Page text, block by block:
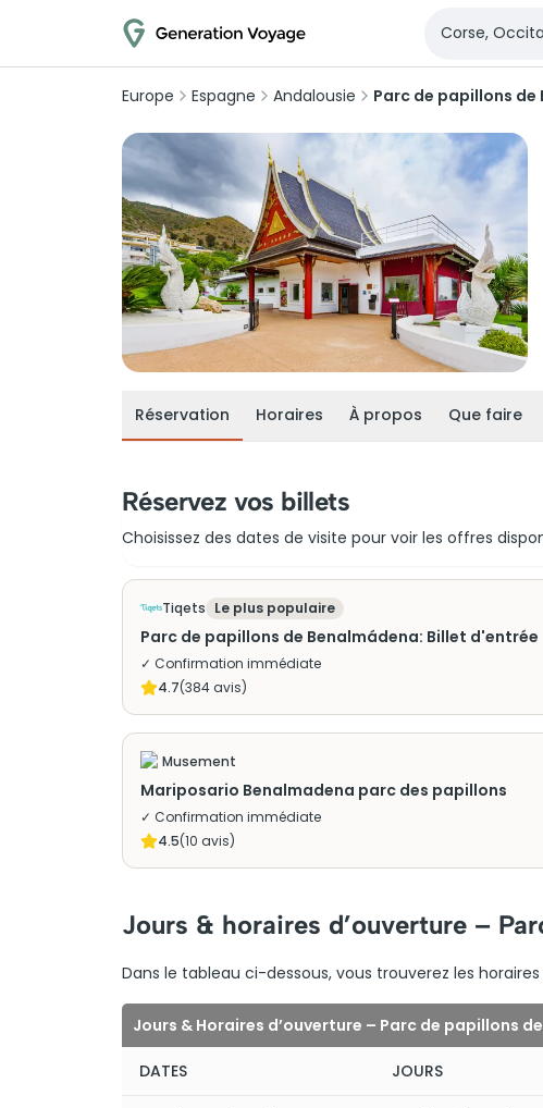
Europe Espagne Andalousie Parc de papillons de
Réservation Horaires À propos Que faire
Réservez vos billets
Choisissez des dates de visite pour voir les offres
Tiqets Le plus populaire
Parc de papillons de Benalmádena: Billet d'entrée
✓ Confirmation immédiate
4.7(384avis)
Musement
Mariposario Benalmadena parc des papillons
✓ Confirmation immédiate
4.5(10 avis)
Jours & horaires d’ouverture –
Dans le tableau ci-dessous, vous trouverez les
Jours & Horaires d’ouverture – Parc de papillons
DATES JOURS